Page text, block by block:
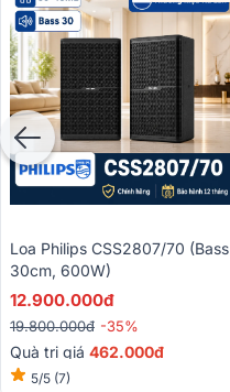
Loa Philips CSS2807/70 (Bass
30cm, 600W)
12.900.000đ
19.800.000đ -35%
Quà trị giá 462.000đ
5/5 (7)